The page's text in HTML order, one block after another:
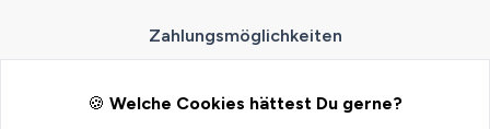
🍪 Welche Cookies hättest Du gerne?
Zahlungsmöglichkeiten